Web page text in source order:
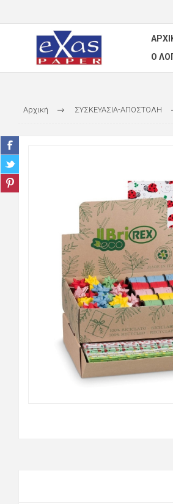
Ο
Αρχική ΣΥΣΚΕΥΑΣΙΑ-ΑΠΟΣΤΟΛΗ